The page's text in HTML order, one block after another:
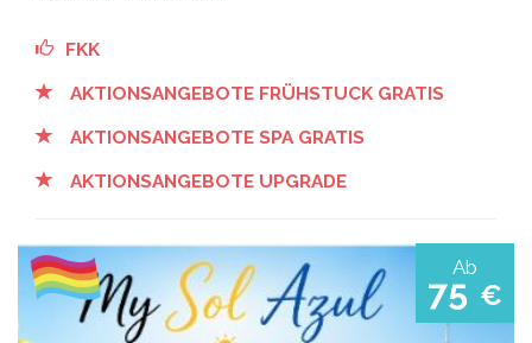
FKK
AKTIONSANGEBOTE FRÜHSTUCK GRATIS
AKTIONSANGEBOTE SPA GRATIS
AKTIONSANGEBOTE UPGRADE
Ab
75 €